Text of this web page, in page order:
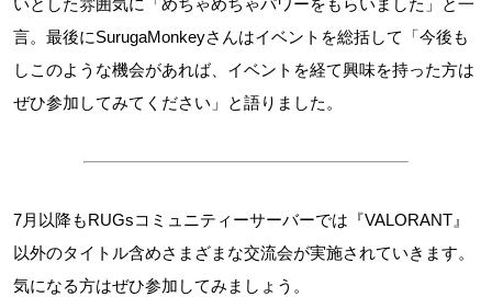
いとした雰囲気に「めちゃめちゃパワーをもらいました」と一
言。最後にSurugaMonkeyさんはイベントを総括して「今後も
しこのような機会があれば、イベントを経て興味を持った方は
ぜひ参加してみてください」と語りました。
7月以降もRUGsコミュニティーサーバーでは『VALORANT』
以外のタイトル含めさまざまな交流会が実施されていきます。
気になる方はぜひ参加してみましょう。